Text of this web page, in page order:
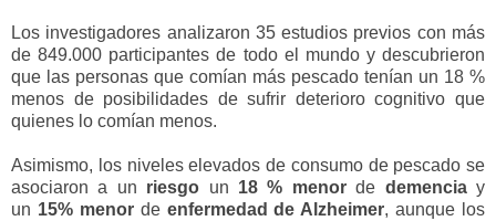
Los investigadores analizaron 35 estudios previos con más
de 849.000 participantes de todo el mundo y descubrieron
que las personas que comían más pescado tenían un 18 %
menos de posibilidades de sufrir deterioro cognitivo que
quienes lo comían menos.
Asimismo, los niveles elevados de consumo de pescado se
asociaron a un riesgo un 18 % menorde demenciay
un 15% menorde enfermedad de Alzheimer, aunque los